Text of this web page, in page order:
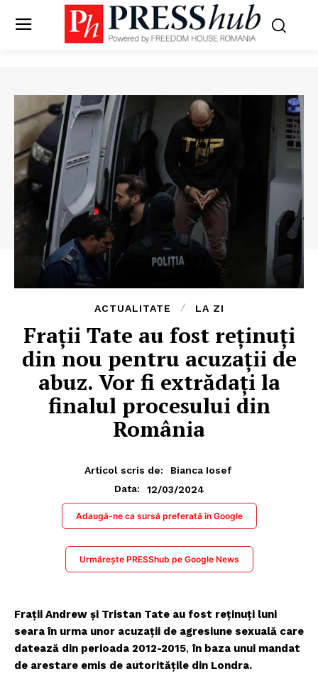
ACTUALITATE LA ZI
Frații Tate au fost reținuți
din nou pentru acuzații de
abuz. Vor fi extrădați la
finalul procesului din
România
Articol scris de:
Bianca Iosef
Data:
12/03/2024
Adaugă-ne ca sursă preferată în Google
Urmărește PRESShub pe Google News
Frații Andrew și Tristan Tate au fost reținuți luni
seara în urma unor acuzații de agresiune sexuală care
datează din perioada 2012-2015,în baza unui mandat
de arestare emis de autoritățile din Londra.